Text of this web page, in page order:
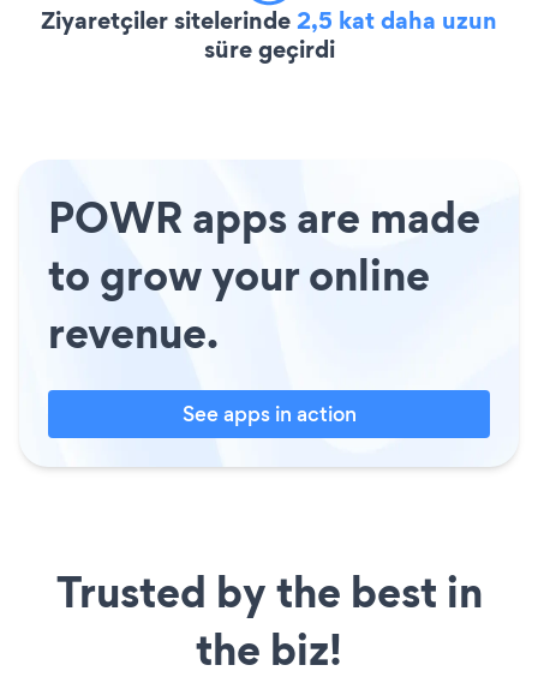
Ziyaretçiler sitelerinde2,5 kat daha uzun
süre geçirdi
POWR apps are made
to grow your online
revenue.
See apps in action
Trusted by the best in
the biz!